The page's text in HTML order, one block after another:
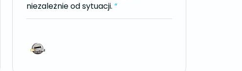
niezależnie od sytuacji. “